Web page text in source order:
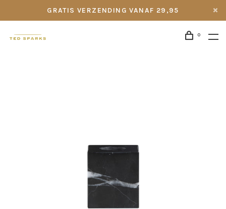
GRATIS VERZENDING VANAF 29,95
0